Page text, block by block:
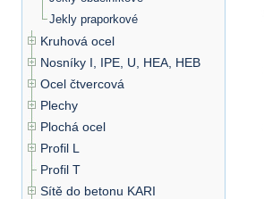
Jekly praporkové
Kruhová ocel
Nosníky I, IPE, U, HEA, HEB
Ocel čtvercová
Plechy
Plochá ocel
Profil L
Profil T
Sítě do betonu KARI